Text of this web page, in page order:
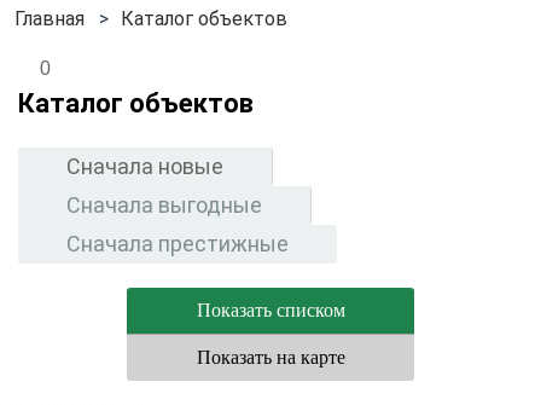
Каталог объектов
0
Каталог объектов
Сначала новые
Сначала выгодные
Сначала престижные
Показать списком
Показать на карте